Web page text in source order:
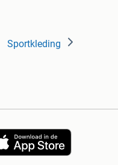
Sportkleding